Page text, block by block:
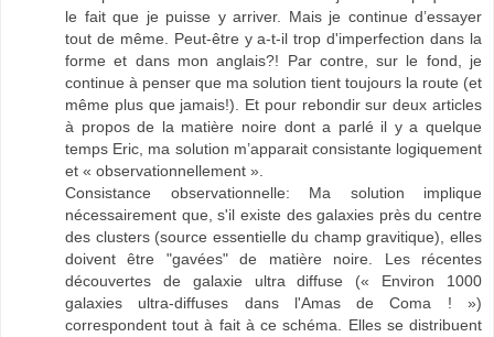
le fait que je puisse y arriver. Mais je continue d’essayer
tout de même. Peut-être y a-t-il trop d'imperfection dans la
forme et dans mon anglais?! Par contre, sur le fond, je
continue à penser que ma solution tient toujours la route (et
même plus que jamais!). Et pour rebondir sur deux articles
à propos de la matière noire dont a parlé il y a quelque
temps Eric, ma solution m’apparait consistante logiquement
et « observationnellement ».
Consistance observationnelle: Ma solution implique
nécessairement que, s'il existe des galaxies près du centre
des clusters (source essentielle du champ gravitique), elles
doivent être "gavées" de matière noire. Les récentes
découvertes de galaxie ultra diffuse (« Environ 1000
galaxies ultra-diffuses dans l'Amas de Coma ! »)
correspondent tout à fait à ce schéma. Elles se distribuent